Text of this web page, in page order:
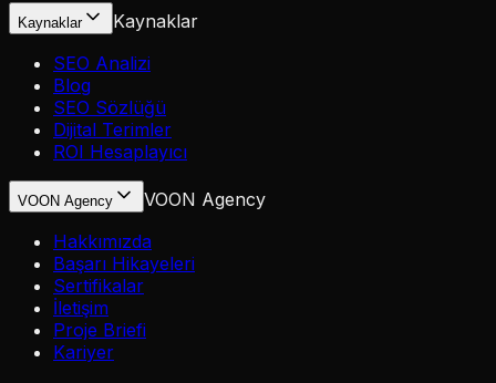
Kaynaklar
Kaynaklar
SEO Analizi
Blog
SEO Sözlüğü
Dijital Terimler
ROI Hesaplayıcı
VOON Agency
VOON Agency
Hakkımızda
Başarı Hikayeleri
Sertifikalar
İletişim
Proje Briefi
Kariyer